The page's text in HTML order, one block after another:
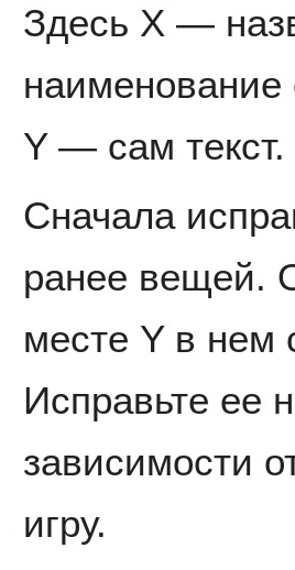
Здесь X —
наименование
Y — сам текст.
Сначала
ранее вещей.
месте Y в нем
Исправьте ее
зависимости
игру.